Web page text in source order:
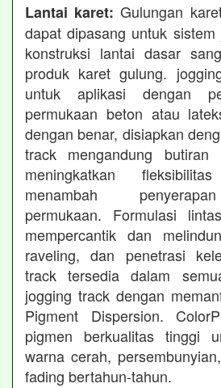
Lantai karet: Gulungan
dapat dipasang untuk
konstruksi lantai dasar
produk karet gulung.
untuk aplikasi dengan
permukaan beton atau
dengan benar, disiapkan
track mengandung
meningkatkan
menambah
permukaan. Formulasi
mempercantik dan
raveling, dan penetrasi
track tersedia dalam
jogging track dengan
Pigment Dispersion.
pigmen berkualitas tinggi
warna cerah,
fading bertahun-tahun.